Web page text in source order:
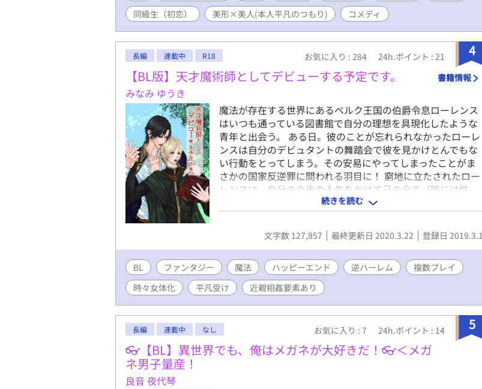
同級生（初恋）
美形×美人(本人平凡のつもり) コメディ
4
長編 連載中 R18 お気に入り : 284 24h.ポイント : 21
【BL版】天才魔術師としてデビューする予定です。
みなみ ゆうき
書籍情報
魔法が存在する世界にあるベルク王国の伯爵令息ローレンス
はいつも通っている図書館で自分の理想を具現化したような
青年と出会う。 ある日。彼のことが忘れられなかったローレ
ンスは自分のデビュタントの舞踏会で彼を見かけとんでもな
い行動をとってしまう。その安易にやってしまったことがま
さかの国家反逆罪に問われる羽目に！ 窮地に立たされたロー
レンスは、自分の今後の人生をかけて己の全て（時には性
別、貞操も含む）を捨てて、起死回生のチャンスに賭け
る！！ 主人公が稀代の天才魔術師となるべく奮闘するサクセ
スストーリーです。 基本コメディ、時々シリアス、のち恋
愛。 Ｒ描写がある回には＊マークがついています。 ムーンラ
続きを読む
文字数 127,857 最終更新日 2020.3.22 登録日 2019.3.1
BL ファンタジー 魔法 ハッピーエンド 逆ハーレム
複数プレイ
時々女体化
平凡受け 近親相姦要素あり
5
長編 連載中 なし お気に入り : 7 24h.ポイント : 14
👓【BL】異世界でも、俺はメガネが大好きだ！👓＜メガ
ネ男子量産！
良音 夜代琴